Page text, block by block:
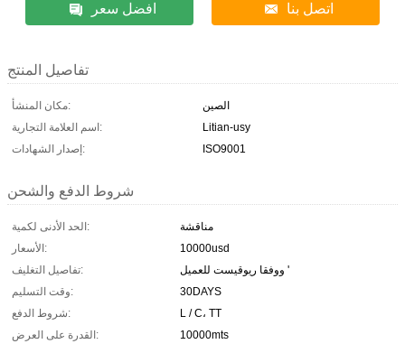
افضل سعر اتصل بنا
تفاصيل المنتج
مكان المنشأ:
الصين
اسم العلامة التجارية:
Litian-usy
إصدار الشهادات:
ISO9001
شروط الدفع والشحن
الحد الأدنى لكمية:
مناقشة
الأسعار:
10000usd
تفاصيل التغليف:
ووفقا ريوقيست للعميل '
وقت التسليم:
30DAYS
شروط الدفع:
L / C، TT
القدرة على العرض:
10000mts